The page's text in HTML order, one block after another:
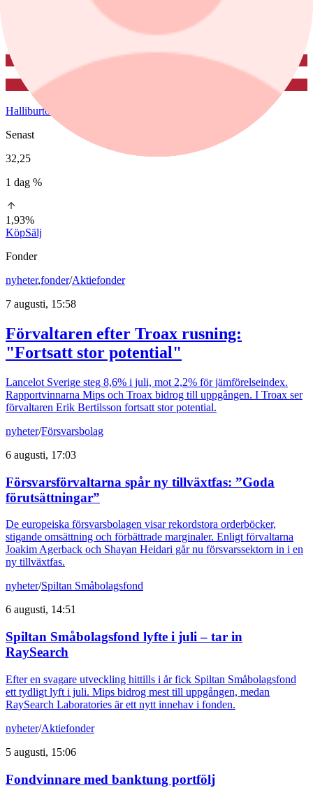
Halliburton
Senast
32,25
1 dag %
1,93%
KöpSälj
Fonder
nyheter,fonder/Aktiefonder
7 augusti, 15:58
Förvaltaren efter Troax rusning:
"Fortsatt stor potential"
Lancelot Sverige steg 8,6% i juli, mot 2,2% för jämförelseindex.
Rapportvinnarna Mips och Troax bidrog till uppgången. I Troax ser
förvaltaren Erik Bertilsson fortsatt stor potential.
nyheter/Försvarsbolag
6 augusti, 17:03
Försvarsförvaltarna spår ny tillväxtfas: ”Goda
förutsättningar”
De europeiska försvarsbolagen visar rekordstora orderböcker,
stigande omsättning och förbättrade marginaler. Enligt förvaltarna
Joakim Agerback och Shayan Heidari går nu försvarssektorn in i en
ny tillväxtfas.
nyheter/Spiltan Småbolagsfond
6 augusti, 14:51
Spiltan Småbolagsfond lyfte i juli – tar in
RaySearch
Efter en svagare utveckling hittills i år fick Spiltan Småbolagsfond
ett tydligt lyft i juli. Mips bidrog mest till uppgången, medan
RaySearch Laboratories är ett nytt innehav i fonden.
nyheter/Aktiefonder
5 augusti, 15:06
Fondvinnare med banktung portfölj